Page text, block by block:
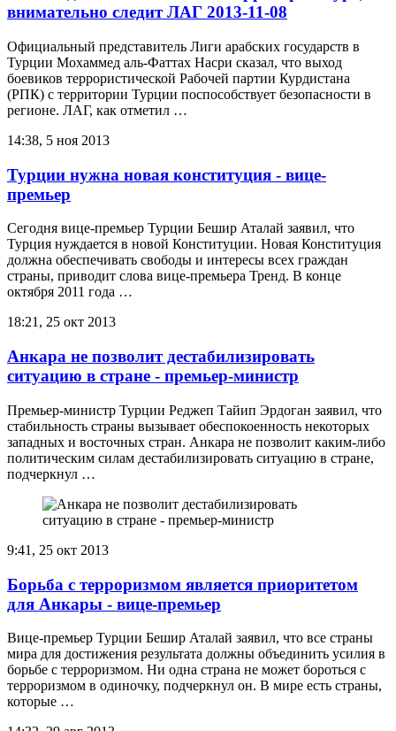
внимательно следит ЛАГ 2013-11-08
Официальный представитель Лиги арабских государств в
Турции Мохаммед аль-Фаттах Насри сказал, что выход
боевиков террористической Рабочей партии Курдистана
(РПК) с территории Турции поспособствует безопасности в
регионе. ЛАГ, как отметил …
14:38, 5 ноя 2013
Турции нужна новая конституция - вице-
премьер
Сегодня вице-премьер Турции Бешир Аталай заявил, что
Турция нуждается в новой Конституции. Новая Конституция
должна обеспечивать свободы и интересы всех граждан
страны, приводит слова вице-премьера Тренд. В конце
октября 2011 года …
18:21, 25 окт 2013
Анкара не позволит дестабилизировать
ситуацию в стране - премьер-министр
Премьер-министр Турции Реджеп Тайип Эрдоган заявил, что
стабильность страны вызывает обеспокоенность некоторых
западных и восточных стран. Анкара не позволит каким-либо
политическим силам дестабилизировать ситуацию в стране,
подчеркнул …
9:41, 25 окт 2013
Борьба с терроризмом является приоритетом
для Анкары - вице-премьер
Вице-премьер Турции Бешир Аталай заявил, что все страны
мира для достижения результата должны объединить усилия в
борьбе с терроризмом. Ни одна страна не может бороться с
терроризмом в одиночку, подчеркнул он. В мире есть страны,
которые …